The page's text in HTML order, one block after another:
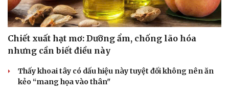
Kể chuyện cho bé
Hạt giống tâm hồn
Chiết xuất hạt mơ: Dưỡng ẩm, chống lão hóa
nhưng cần biết điều này
Thấy khoai tây có dấu hiệu này tuyệt đối không nên ăn
kẻo “mang họa vào thân"